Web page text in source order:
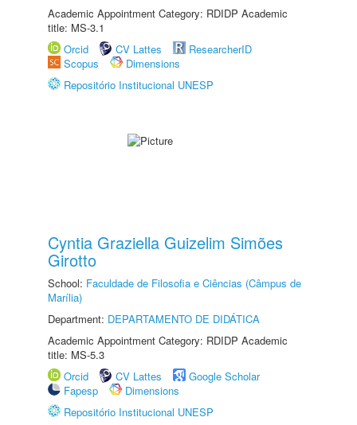
Academic Appointment Category: RDIDP Academic
title: MS-3.1
Orcid
CV Lattes
ResearcherID
Scopus
Dimensions
Repositório Institucional UNESP
Cyntia Graziella Guizelim Simões
Girotto
School: Faculdade de Filosofia e Ciências (Câmpus de
Marília)
Department: DEPARTAMENTO DE DIDÁTICA
Academic Appointment Category: RDIDP Academic
title: MS-5.3
Orcid
CV Lattes
Google Scholar
Fapesp
Dimensions
Repositório Institucional UNESP